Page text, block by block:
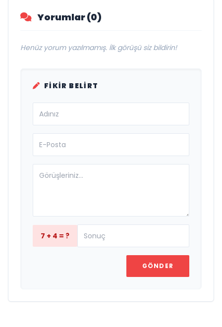
Yorumlar (0)
Henüz yorum yazılmamış. İlk görüşü siz bildirin!
FIKIR BELIRT
7 + 4 = ?
GÖNDER